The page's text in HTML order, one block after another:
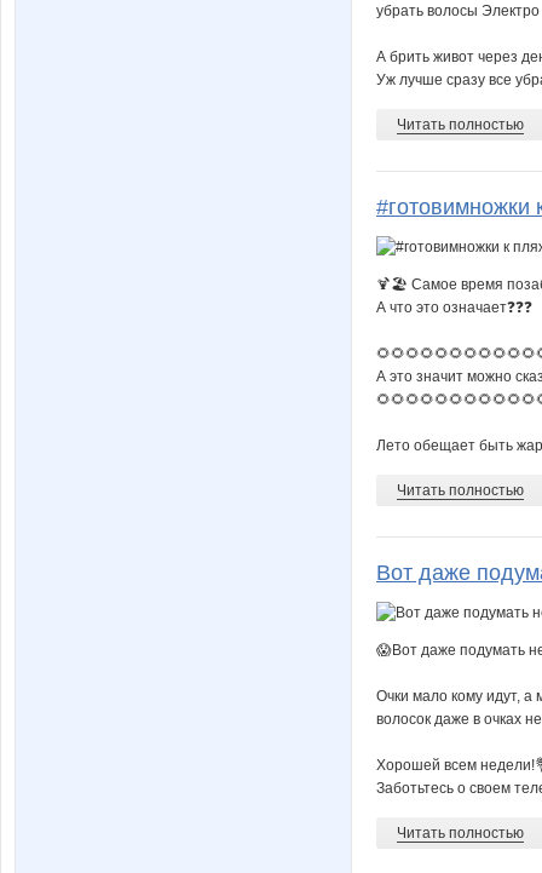
убрать волосы
А брить живот через
Уж лучше сразу все
Читать полностью
#готовимножки
🍹🏖 Самое время
А что это означает❓❓❓
А это значит можно
Лето обещает быть
Читать полностью
Вот даже
😱Вот даже подумать
Очки мало кому идут, а
волосок даже в очках
Хорошей всем
Заботьтесь о своем
Читать полностью